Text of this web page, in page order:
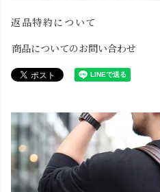
返品特約について
商品についてのお問い合わせ